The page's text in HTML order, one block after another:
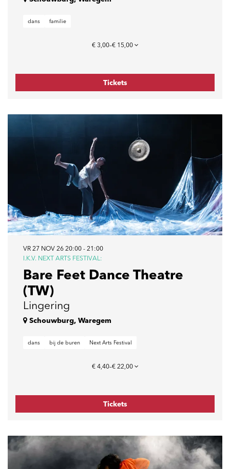
dans familie
€ 3,00–€ 15,00
Tickets
Bare Feet Dance Theatre
(TW)
Lingering
I.K.V. NEXT ARTS FESTIVAL:
VR 27 NOV 26 20:00 - 21:00
Schouwburg, Waregem
dans bij de buren Next Arts Festival
€ 4,40–€ 22,00
Tickets